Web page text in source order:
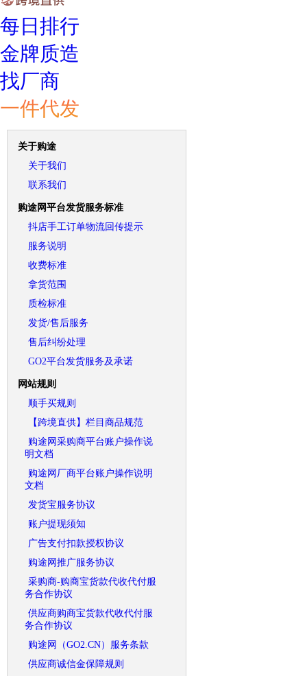
每日排行
金牌质造
找厂商
一件代发
关于购途
关于我们
联系我们
购途网平台发货服务标准
抖店手工订单物流回传提示
服务说明
收费标准
拿货范围
质检标准
发货/售后服务
售后纠纷处理
GO2平台发货服务及承诺
网站规则
顺手买规则
【跨境直供】栏目商品规范
购途网采购商平台账户操作说
明文档
购途网厂商平台账户操作说明
文档
发货宝服务协议
账户提现须知
广告支付扣款授权协议
购途网推广服务协议
采购商-购商宝货款代收代付服
务合作协议
供应商购商宝货款代收代付服
务合作协议
购途网（GO2.CN）服务条款
供应商诚信金保障规则